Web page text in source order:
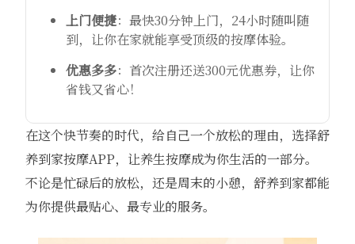
上门便捷：最快30分钟上门，24小时随叫随
到，让你在家就能享受顶级的按摩体验。
优惠多多：首次注册还送300元优惠券，让你
省钱又省心！
在这个快节奏的时代，给自己一个放松的理由，选择舒
养到家按摩APP，让养生按摩成为你生活的一部分。
不论是忙碌后的放松，还是周末的小憩，舒养到家都能
为你提供最贴心、最专业的服务。